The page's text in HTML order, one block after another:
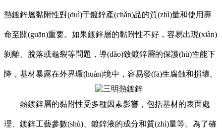
熱鍍鋅層黏附性對(duì)于鍍鋅產(chǎn)品的質(zhì)量和使用壽
命至關(guān)重要。如果鍍鋅層的黏附性不好，容易出現(xiàn)
剝離、脫落或龜裂等問題，導(dǎo)致鍍鋅層的保護(hù)性能下
降，基材暴露在外界環(huán)境中，容易發(fā)生腐蝕和損壞。
熱鍍鋅層的黏附性受多種因素影響，包括基材的表面處
理、鍍鋅工藝參數(shù)、鍍鋅液的成分和質(zhì)量等。為了確